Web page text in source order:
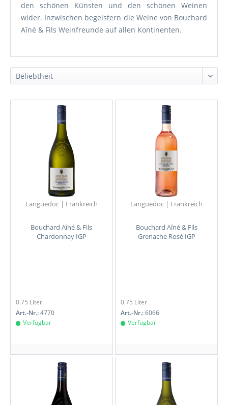
den schönen Künsten und den schönen Weinen
wider. Inzwischen begeistern die Weine von Bouchard
Aîné & Fils Weinfreunde auf allen Kontinenten.
Languedoc | Frankreich
Bouchard Aîné & Fils
Chardonnay IGP
0.75 Liter
Art.-Nr.:4770
Verfügbar
Languedoc | Frankreich
Bouchard Aîné & Fils
Grenache Rosé IGP
0.75 Liter
Art.-Nr.:6066
Verfügbar